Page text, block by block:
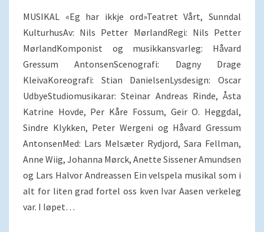
MUSIKAL «Eg har ikkje ord»Teatret Vårt, Sunndal
KulturhusAv: Nils Petter MørlandRegi: Nils Petter
MørlandKomponist og musikkansvarleg: Håvard
Gressum AntonsenScenografi: Dagny Drage
KleivaKoreografi: Stian DanielsenLysdesign: Oscar
UdbyeStudiomusikarar: Steinar Andreas Rinde, Åsta
Katrine Hovde, Per Kåre Fossum, Geir O. Heggdal,
Sindre Klykken, Peter Wergeni og Håvard Gressum
AntonsenMed: Lars Melsæter Rydjord, Sara Fellman,
Anne Wiig, Johanna Mørck, Anette Sissener Amundsen
og Lars Halvor Andreassen Ein velspela musikal som i
alt for liten grad fortel oss kven Ivar Aasen verkeleg
var. I løpet…